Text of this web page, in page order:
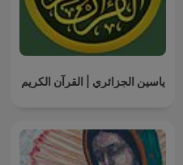
ياسين الجزائري | القرآن الكريم